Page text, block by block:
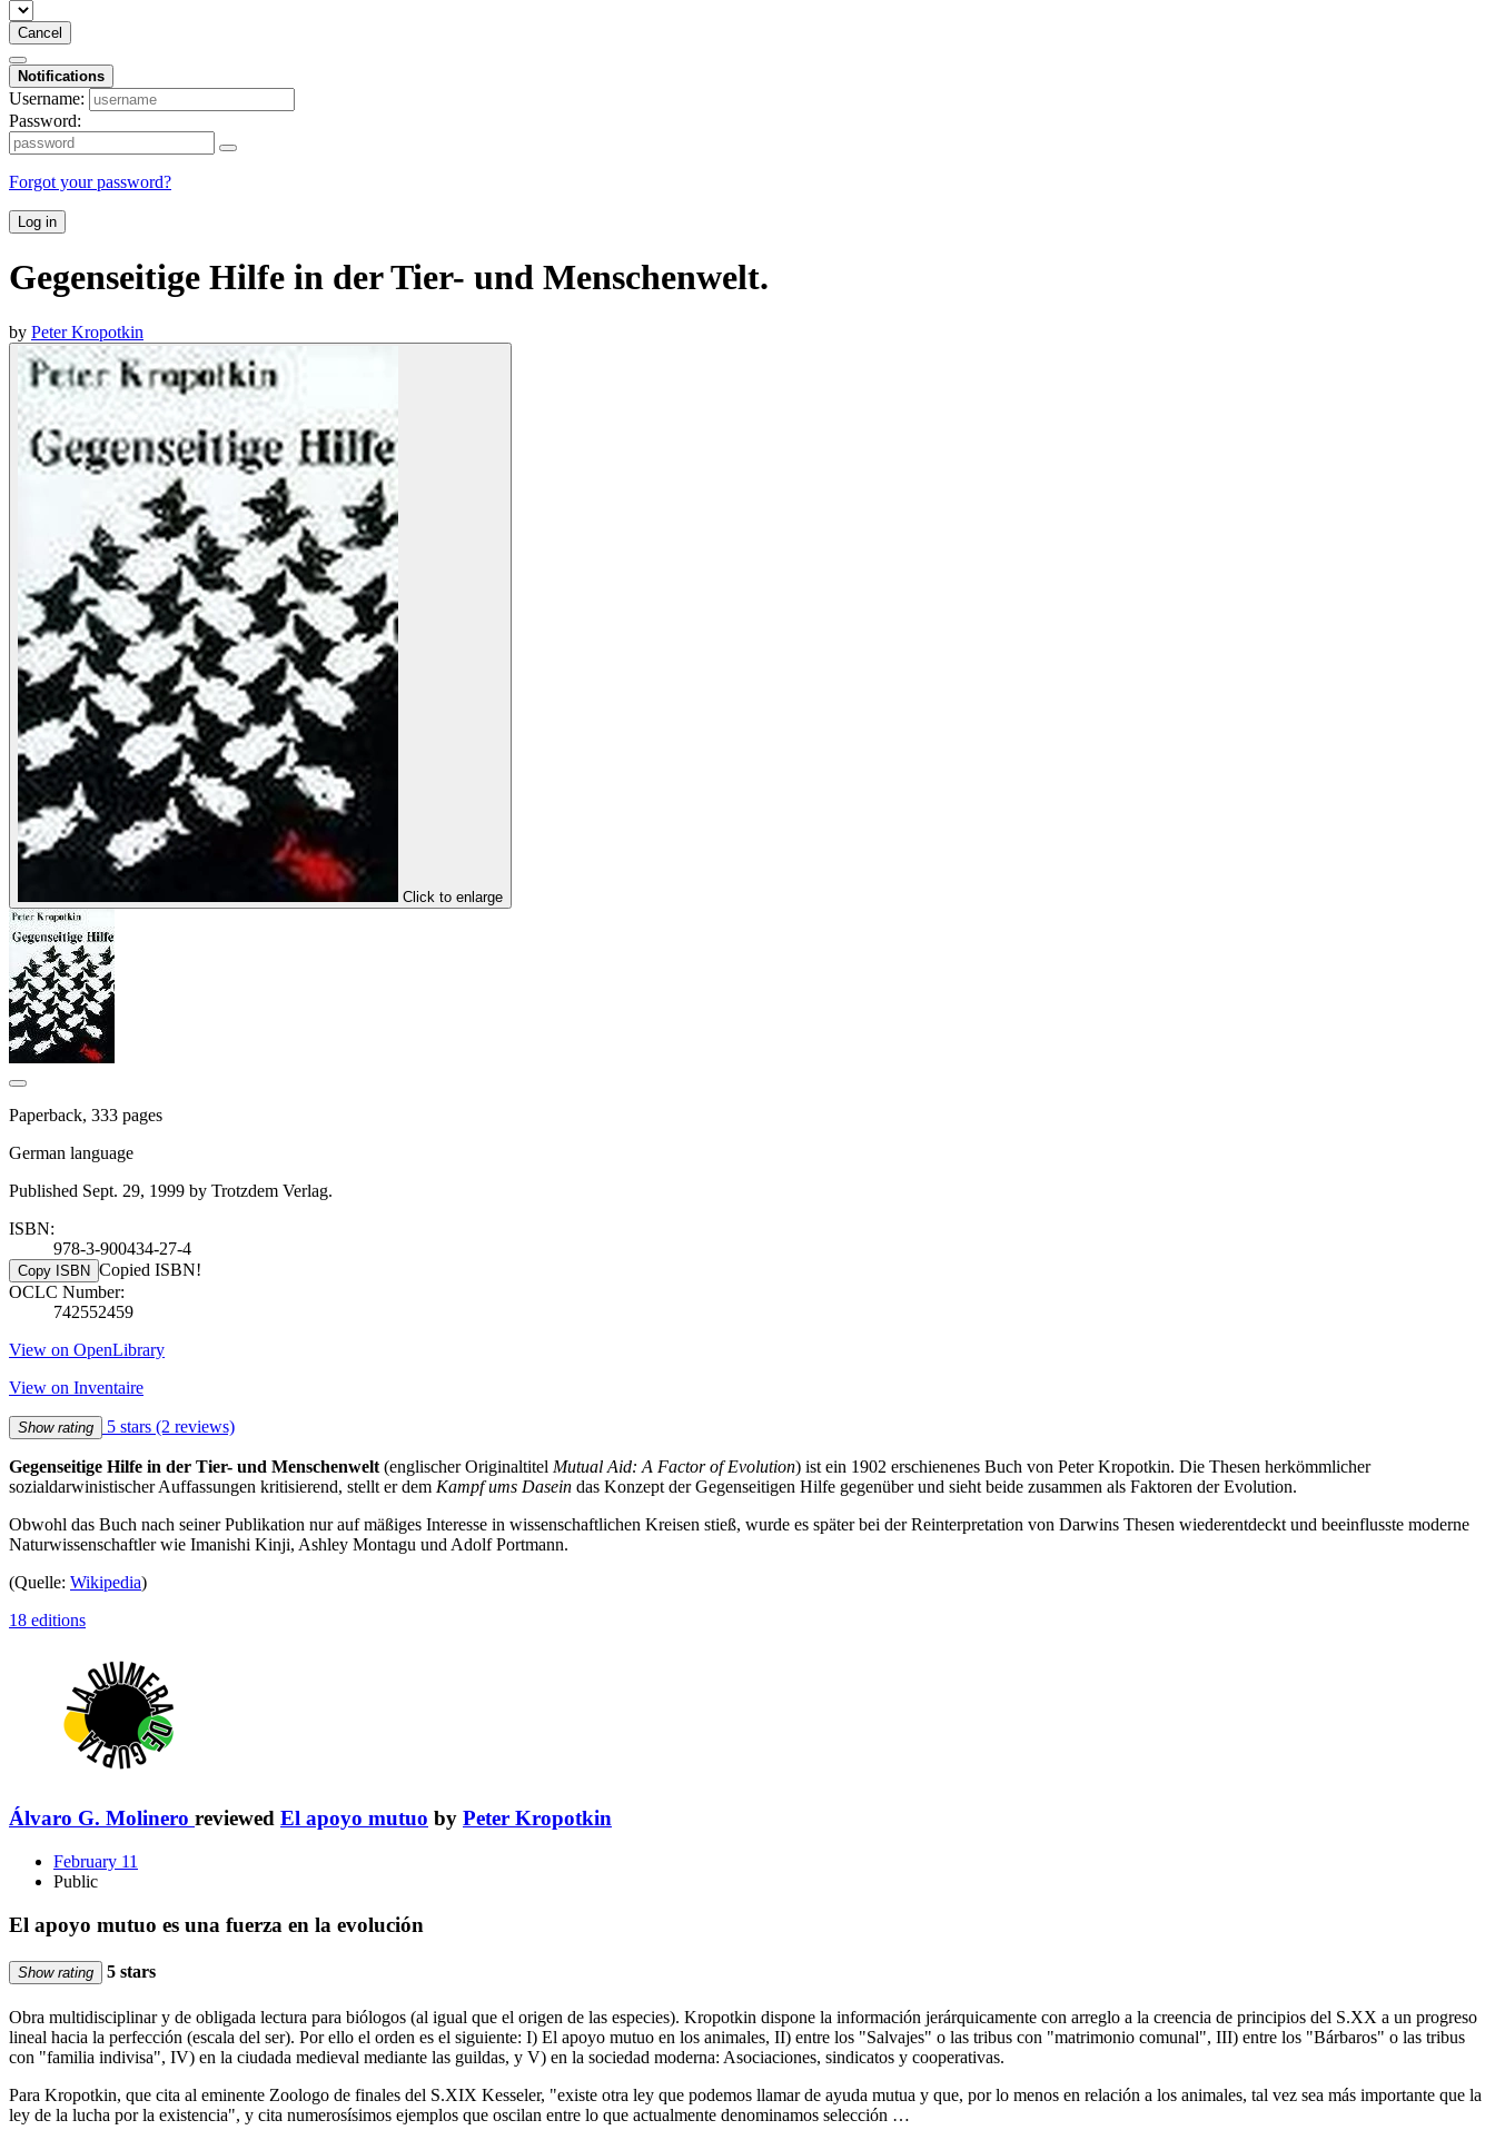
Cancel
Notifications
Username:
Password:
Forgot your password?
Log in
Gegenseitige Hilfe in der Tier- und Menschenwelt.
by Peter Kropotkin
Click to enlarge
Paperback, 333 pages
German language
Published Sept. 29, 1999 by Trotzdem Verlag.
ISBN:
978-3-900434-27-4
Copy ISBN Copied ISBN!
OCLC Number:
742552459
View on OpenLibrary
View on Inventaire
Show rating 5 stars (2 reviews)
Gegenseitige Hilfe in der Tier- und Menschenwelt (englischer Originaltitel Mutual Aid: A Factor of Evolution) ist ein 1902 erschienenes Buch von Peter Kropotkin. Die Thesen herkömmlicher
sozialdarwinistischer Auffassungen kritisierend, stellt er dem Kampf ums Dasein das Konzept der Gegenseitigen Hilfe gegenüber und sieht beide zusammen als Faktoren der Evolution.
Obwohl das Buch nach seiner Publikation nur auf mäßiges Interesse in wissenschaftlichen Kreisen stieß, wurde es später bei der Reinterpretation von Darwins Thesen wiederentdeckt und beeinflusste moderne
Naturwissenschaftler wie Imanishi Kinji, Ashley Montagu und Adolf Portmann.
(Quelle: Wikipedia)
18 editions
Álvaro G. Molinero reviewed El apoyo mutuo by Peter Kropotkin
February 11
Public
El apoyo mutuo es una fuerza en la evolución
Show rating 5 stars
Obra multidisciplinar y de obligada lectura para biólogos (al igual que el origen de las especies). Kropotkin dispone la información jerárquicamente con arreglo a la creencia de principios del S.XX a un progreso
lineal hacia la perfección (escala del ser). Por ello el orden es el siguiente: I) El apoyo mutuo en los animales, II) entre los "Salvajes" o las tribus con "matrimonio comunal", III) entre los "Bárbaros" o las tribus
con "familia indivisa", IV) en la ciudada medieval mediante las guildas, y V) en la sociedad moderna: Asociaciones, sindicatos y cooperativas.
Para Kropotkin, que cita al eminente Zoologo de finales del S.XIX Kesseler, "existe otra ley que podemos llamar de ayuda mutua y que, por lo menos en relación a los animales, tal vez sea más importante que la
ley de la lucha por la existencia", y cita numerosísimos ejemplos que oscilan entre lo que actualmente denominamos selección …